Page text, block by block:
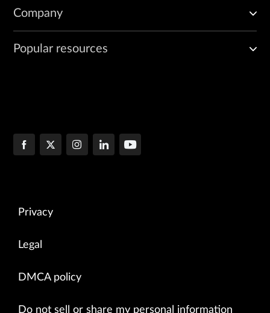
Company
Popular resources
Privacy
Legal
DMCA policy
Do not sell or share my personal information